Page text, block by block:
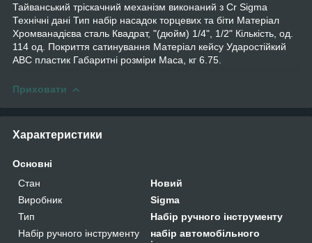
Тайванський тріскачний механізм виконаний з Cr Sigma
Технічні дані Тип набір насадок торцевих та біти Матеріал
Хромванадієва сталь Квадрат, "(дюйм) 1/4", 1/2" Кількість, од.
114 од. Покриття сатинування Матеріал кейсу Ударостійкий
ABC пластик Габаритні розміри Маса, кг 6.75.
Приховати
Характеристики
Основні
Стан
Новий
Виробник
Sigma
Тип
Набір ручного інструменту
Набір ручного інструменту
набір автомобільного